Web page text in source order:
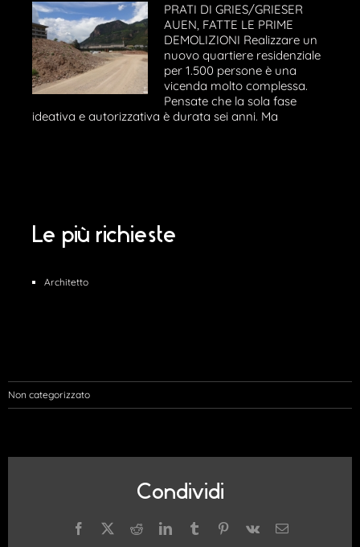
PRATI DI GRIES/GRIESER
AUEN, FATTE LE PRIME
DEMOLIZIONI Realizzare un
nuovo quartiere residenziale
per 1.500 persone è una
vicenda molto complessa.
Pensate che la sola fase
ideativa e autorizzativa è durata sei anni. Ma
Le più richieste
Architetto
Non categorizzato
Condividi
Facebook
X RedditLinkedInTumblrPinterest
Vk Email